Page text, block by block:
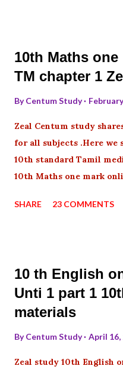
10th Maths
TM chapter 1
ByCentum Study
Zeal Centum study
for all subjects .Here
10th standard Tamil
10th Maths one mark
SHARE 23 COMMENTS
10 th English
Unti 1 part 1
materials
ByCentum Study April 16,
Zeal study 10th English